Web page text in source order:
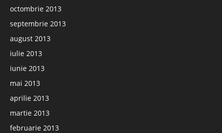
octombrie 2013
septembrie 2013
august 2013
iulie 2013
iunie 2013
mai 2013
aprilie 2013
martie 2013
februarie 2013